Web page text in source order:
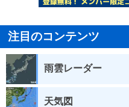
注目のコンテンツ
雨雲レーダー
天気図